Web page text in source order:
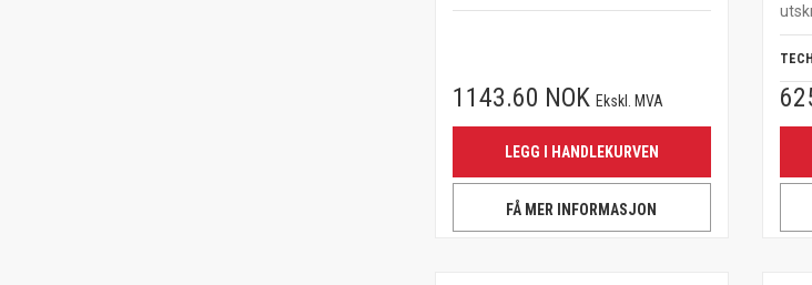
1143.60 NOK Ekskl. MVA
LEGG I HANDLEKURVEN
FÅ MER INFORMASJON